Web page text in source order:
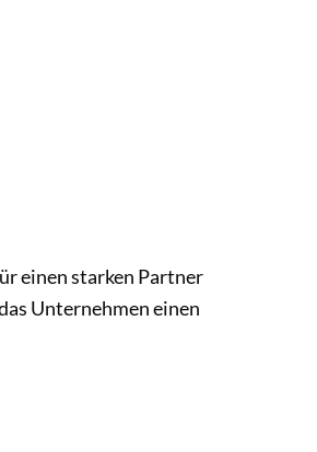
einen starken Partner
Unternehmen einen